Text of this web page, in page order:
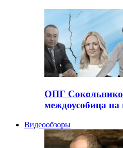
ОПГ
междоусобица на
Видеообзоры